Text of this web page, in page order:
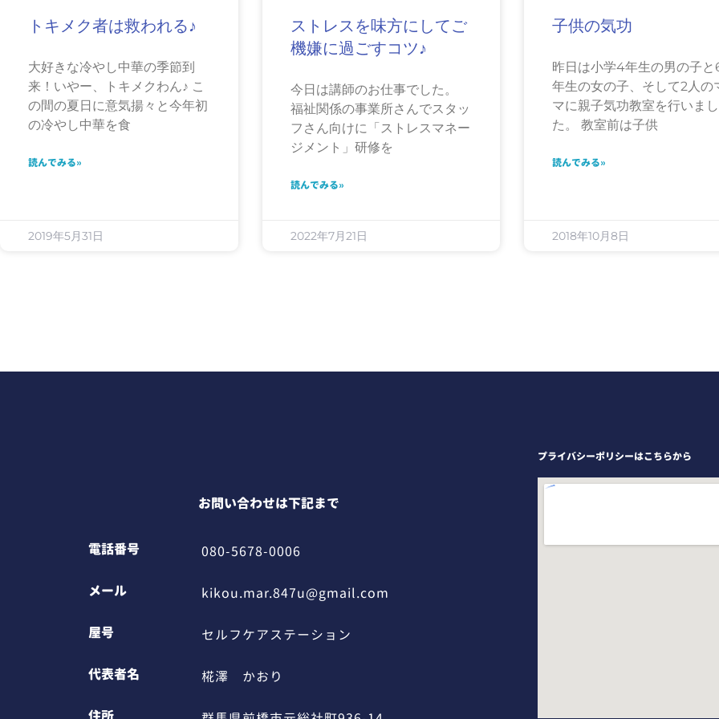
トキメク者は救われる♪
大好きな冷やし中華の季節到
来！いやー、トキメクわん♪ こ
の間の夏日に意気揚々と今年初
の冷やし中華を食
読んでみる»
2019年5月31日
ストレスを味方にしてご
機嫌に過ごすコツ♪
今日は講師のお仕事でした。
福祉関係の事業所さんでスタッ
フさん向けに「ストレスマネー
ジメント」研修を
読んでみる»
2022年7月21日
子供の気功
昨日は小学4年生の男の子と
年生の女の子、そして2人の
マに親子気功教室を行いまし
た。 教室前は子供
読んでみる»
2018年10月8日
お問い合わせは下記まで
電話番号 080-5678-0006
メール kikou.mar.847u@gmail.com
屋号 セルフケアステーション
代表者名 椛澤 かおり
プライバシーポリシーはこちらから